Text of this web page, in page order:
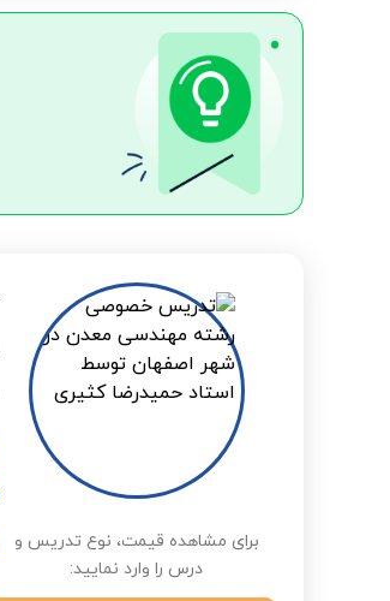
برای مشاهده قیمت، نوع تدریس و
درس را وارد نمایید: